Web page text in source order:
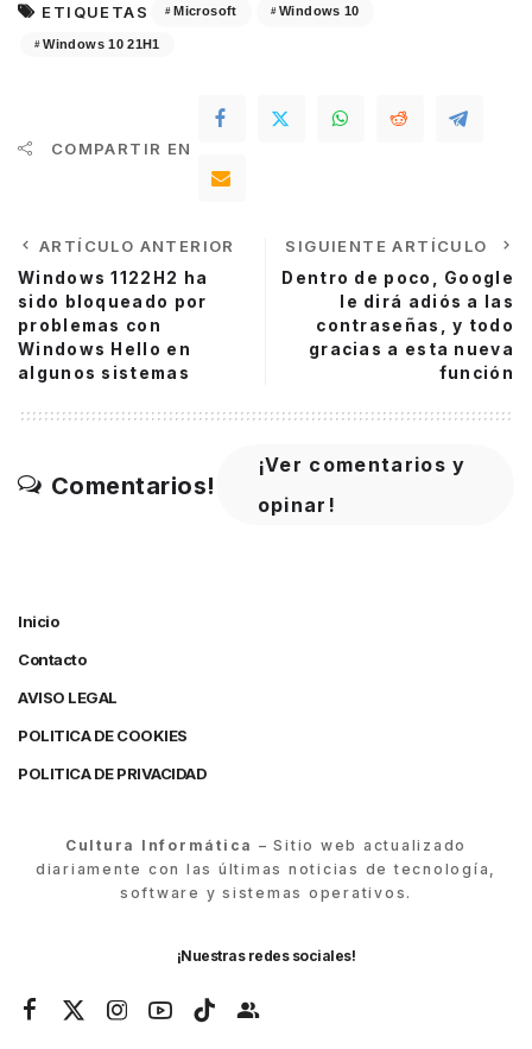
ETIQUETAS Microsoft Windows 10
Windows 10 21H1
COMPARTIR EN
ARTÍCULO ANTERIOR
Windows 1122H2 ha
sido bloqueado por
problemas con
Windows Hello en
algunos sistemas
SIGUIENTE ARTÍCULO
Dentro de poco, Google
le dirá adiós a las
contraseñas, y todo
gracias a esta nueva
función
Comentarios!
¡Ver comentarios y
opinar!
Inicio
Contacto
AVISO LEGAL
POLITICA DE COOKIES
POLITICA DE PRIVACIDAD
Cultura Informática – Sitio web actualizado
diariamente con las últimas noticias de tecnología,
software y sistemas operativos.
¡Nuestras redes sociales!